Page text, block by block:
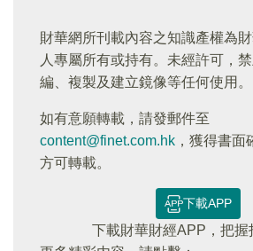
財華網所刊載內容之知識產權為
人專屬所有或持有。未經許可，
編、複製及建立鏡像等任何使用。
如有意願轉載，請發郵件至
content@finet.com.hk ，獲得書面
方可轉載。
下載APP
下載財華財經APP，把握